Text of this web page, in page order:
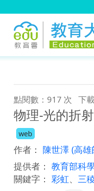
點閱數：917 次 下
物理-光的折
web
作者： 陳世澤 (高
提供者： 教育部科
關鍵字： 彩虹、 三